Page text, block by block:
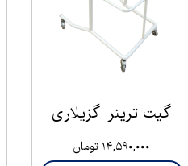
گیت ترینر اگزیلاری
۱۴,۵۹۰,۰۰۰ تومان